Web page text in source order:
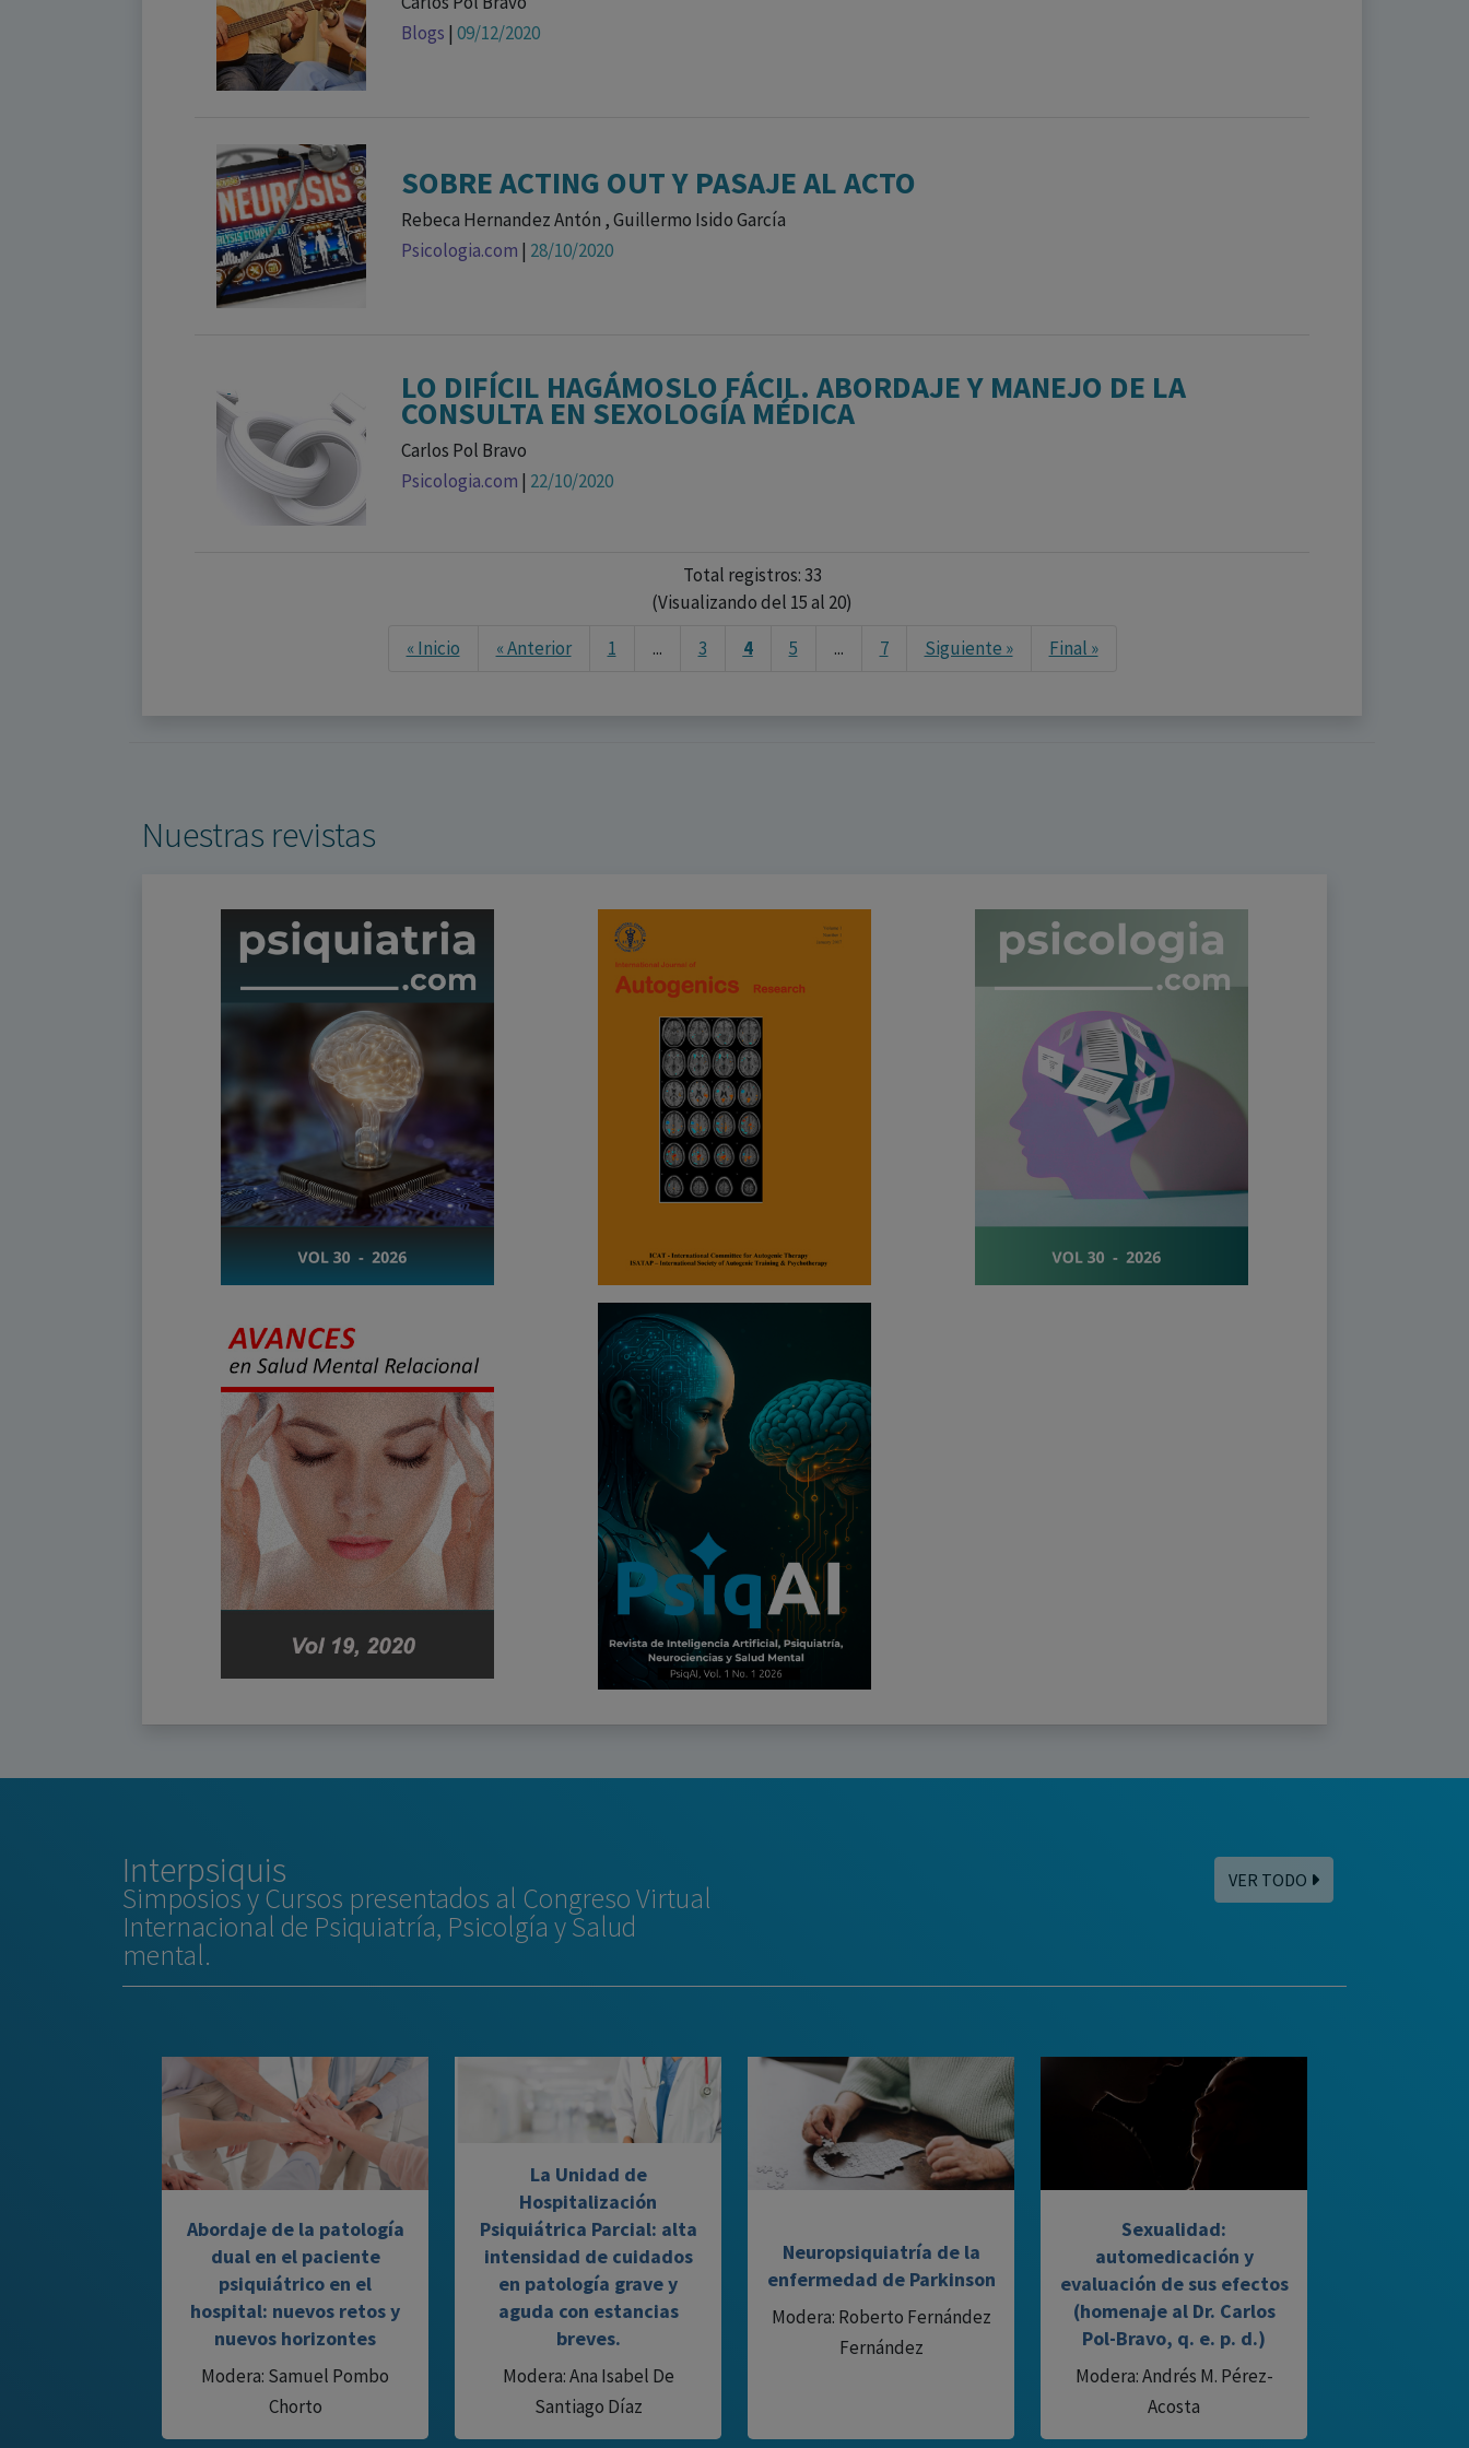
Blogs | 09/12/2020
SOBRE ACTING OUT Y PASAJE AL ACTO
Rebeca Hernandez Antón , Guillermo Isido García
Psicologia.com | 28/10/2020
LO DIFÍCIL HAGÁMOSLO FÁCIL. ABORDAJE Y MANEJO DE LA
CONSULTA EN SEXOLOGÍA MÉDICA
Carlos Pol Bravo
Psicologia.com | 22/10/2020
Total registros: 33
(Visualizando del 15 al 20)
« Inicio
« Anterior 1 ... 3 4 5 ... 7 Siguiente » Final »Next
Nuestras revistas
Interpsiquis
Simposios y Cursos presentados al Congreso Virtual
Internacional de Psiquiatría, Psicolgía y Salud
mental.
VER TODO
Abordaje de la patología
dual en el paciente
psiquiátrico en el
hospital: nuevos retos y
nuevos horizontes
Modera: Samuel Pombo
Chorto
La Unidad de
Hospitalización
Psiquiátrica Parcial: alta
intensidad de cuidados
en patología grave y
aguda con estancias
breves.
Modera: Ana Isabel De
Santiago Díaz
Neuropsiquiatría de la
enfermedad de Parkinson
Modera: Roberto Fernández
Fernández
Sexualidad:
automedicación y
evaluación de sus efectos
(homenaje al Dr. Carlos
Pol-Bravo, q. e. p. d.)
Modera: Andrés M. Pérez-
Acosta